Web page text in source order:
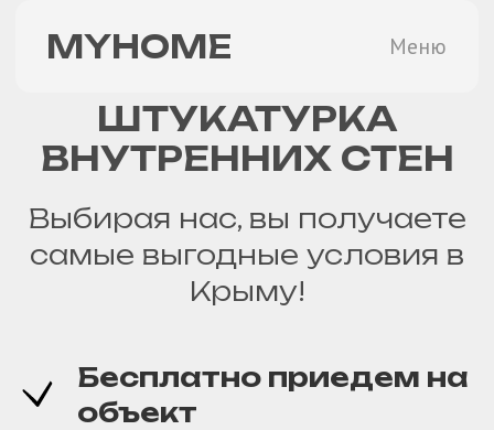
MYHOME
ШТУКАТУРКА
ВНУТРЕННИХ СТЕН
Выбирая нас, вы получаете
самые выгодные условия в
Крыму!
Бесплатно приедем на
объект